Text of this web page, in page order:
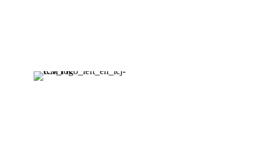
des entreprises